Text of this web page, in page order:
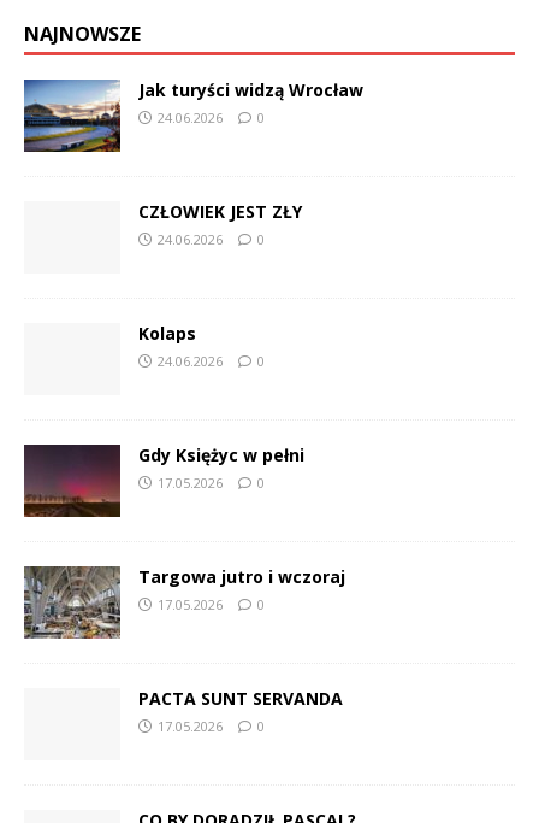
NAJNOWSZE
Jak turyści widzą Wrocław
24.06.2026 0
CZŁOWIEK JEST ZŁY
24.06.2026 0
Kolaps
24.06.2026 0
Gdy Księżyc w pełni
17.05.2026 0
Targowa jutro i wczoraj
17.05.2026 0
PACTA SUNT SERVANDA
17.05.2026 0